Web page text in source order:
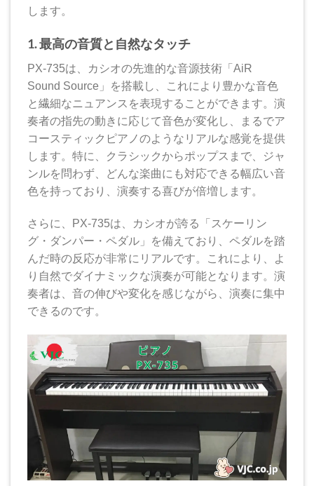
します。
1. 最高の音質と自然なタッチ
PX-735は、カシオの先進的な音源技術「AiR
Sound Source」を搭載し、これにより豊かな音色
と繊細なニュアンスを表現することができます。演
奏者の指先の動きに応じて音色が変化し、まるでア
コースティックピアノのようなリアルな感覚を提供
します。特に、クラシックからポップスまで、ジャ
ンルを問わず、どんな楽曲にも対応できる幅広い音
色を持っており、演奏する喜びが倍増します。
さらに、PX-735は、カシオが誇る「スケーリン
グ・ダンパー・ペダル」を備えており、ペダルを踏
んだ時の反応が非常にリアルです。これにより、よ
り自然でダイナミックな演奏が可能となります。演
奏者は、音の伸びや変化を感じながら、演奏に集中
できるのです。